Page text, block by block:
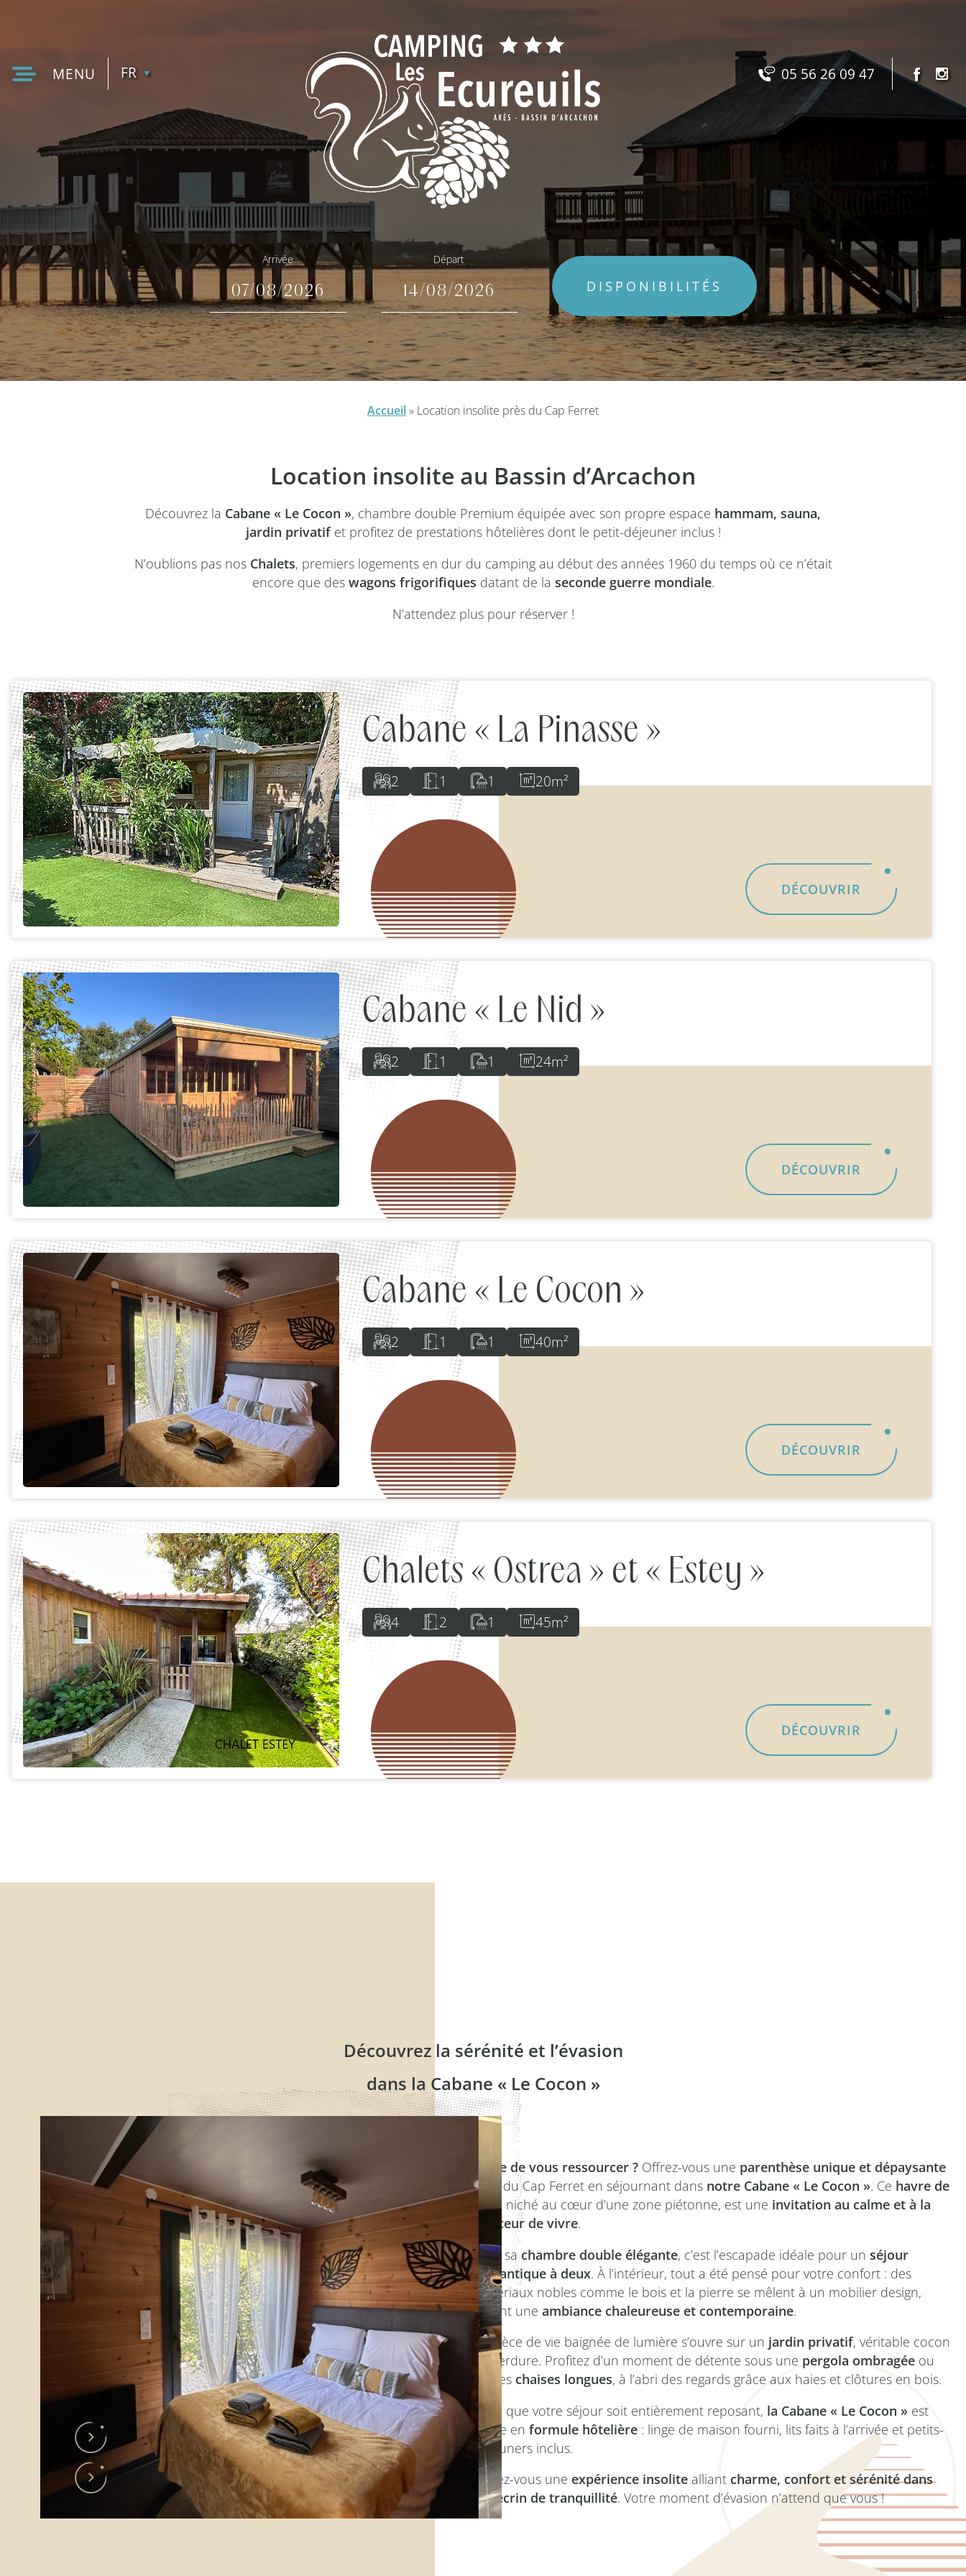
MENU
FR
05 56 26 09 47
Arrivée Départ
DISPONIBILITÉS
Accueil» Location insolite près du Cap Ferret
Location insolite au Bassin d’Arcachon
Découvrez la Cabane « Le Cocon », chambre double Premium équipée avec son propre espace hammam, sauna,
jardin privatifet profitez de prestations hôtelières dont le petit-déjeuner inclus !
N’oublions pas nos Chalets, premiers logements en dur du camping au début des années 1960 du temps où ce n’était
encore que des wagons frigorifiques datant de la seconde guerre mondiale.
N’attendez plus pour réserver !
Cabane « La Pinasse »
2 1 1 20m²
DÉCOUVRIR
Cabane « Le Nid »
2 1 1 24m²
DÉCOUVRIR
Cabane « Le Cocon »
2 1 1 40m²
DÉCOUVRIR
Chalets « Ostrea » et « Estey »
4 2 1 45m²
DÉCOUVRIR
Découvrez la sérénité et l’évasion
dans la Cabane « Le Cocon »
Envie de vous ressourcer ?Offrez-vous une parenthèse unique et dépaysante
près du Cap Ferret en séjournant dans notre Cabane « Le Cocon ». Ce havre de
paix, niché au cœur d’une zone piétonne, est une invitation au calme et à la
douceur de vivre.
Avec sachambre double élégante, c’est l’escapade idéale pour un séjour
romantique à deux. À l’intérieur, tout a été pensé pour votre confort : des
matériaux nobles comme le bois et la pierre se mêlent à un mobilier design,
créant une ambiance chaleureuse et contemporaine.
La pièce de vie baignée de lumière s’ouvre sur un jardin privatif, véritable cocon
de verdure. Profitez d’un moment de détente sous une pergola ombragéeou
sur les chaises longues, à l’abri des regards grâce aux haies et clôtures en bois.
Pour que votre séjour soit entièrement reposant, la Cabane « Le Cocon » est
louée en formule hôtelière: linge de maison fourni, lits faits à l’arrivée et petits-
déjeuners inclus.
Offrez-vous une expérience insolitealliant charme, confort et sérénité dans
cet écrin de tranquillité. Votre moment d’évasion n’attend que vous !